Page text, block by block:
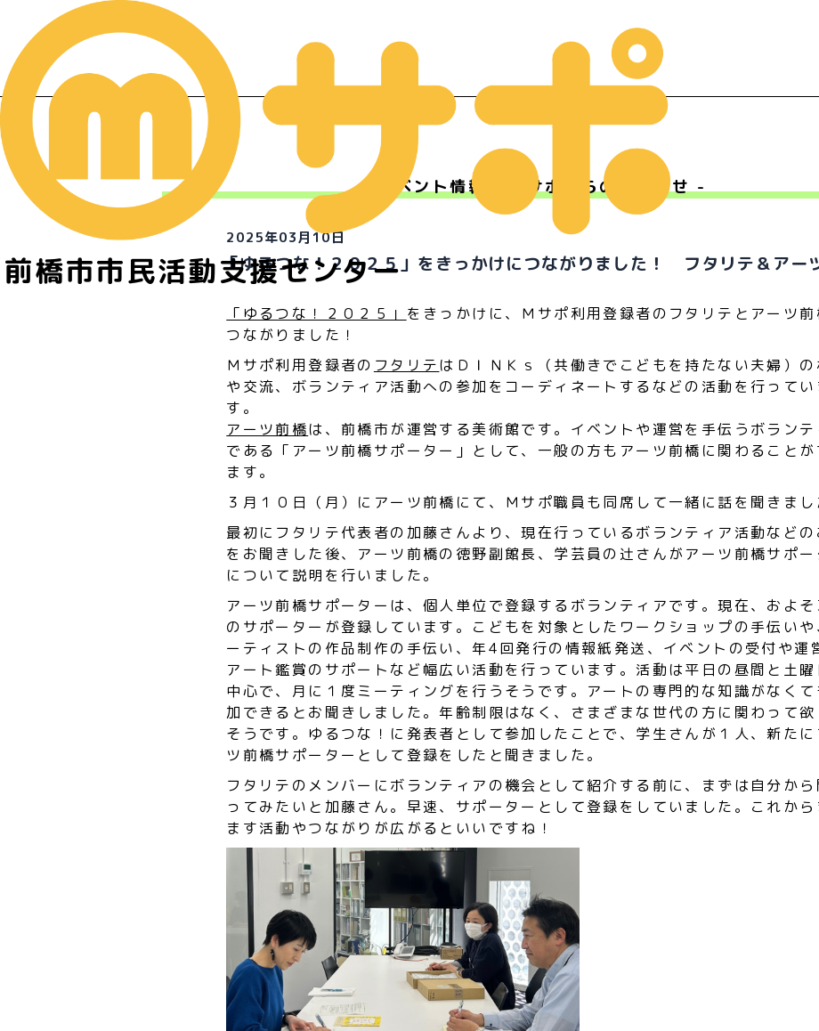
前橋市市民活動支援センター
イベント情報 - Ｍサポからのお知らせ -
2025年03月10日
「ゆるつな！２０２５」をきっかけにつながりました！ フタリテ＆アー
「ゆるつな！２０２５」 をきっかけに、Ｍサポ利用登録者のフタリテとアーツ前
つながりました！
Ｍサポ利用登録者の フタリテはＤＩＮＫｓ（共働きでこどもを持たない夫婦）の
や交流、ボランティア活動への参加をコーディネートするなどの活動を行ってい
す。
アーツ前橋は、前橋市が運営する美術館です。イベントや運営を手伝うボランテ
である「アーツ前橋サポーター」として、一般の方もアーツ前橋に関わることが
ます。
３月１０日（月）にアーツ前橋にて、Ｍサポ職員も同席して一緒に話を聞きまし
最初にフタリテ代表者の加藤さんより、現在行っているボランティア活動などの
をお聞きした後、アーツ前橋の徳野副館長、学芸員の辻さんがアーツ前橋サポー
について説明を行いました。
アーツ前橋サポーターは、個人単位で登録するボランティアです。現在、およ
のサポーターが登録しています。こどもを対象としたワークショップの手伝いや
ーティストの作品制作の手伝い、年4回発行の情報紙発送、イベントの受付や運
アート鑑賞のサポートなど幅広い活動を行っています。活動は平日の昼間と土曜
中心で、月に１度ミーティングを行うそうです。アートの専門的な知識がなくて
加できるとお聞きしました。年齢制限はなく、さまざまな世代の方に関わって欲
そうです。ゆるつな！に発表者として参加したことで、学生さんが１人、新たに
ツ前橋サポーターとして登録をしたと聞きました。
フタリテのメンバーにボランティアの機会として紹介する前に、まずは自分から
ってみたいと加藤さん。早速、サポーターとして登録をしていました。これから
ます活動やつながりが広がるといいですね！